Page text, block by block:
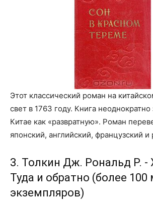
Этот классический роман на
свет в 1763 году. Книга
Китае как «развратную». Роман
японский, английский, французский и
3. Толкин Дж. Рональд Р. -
Туда и обратно (более 100
экземпляров)